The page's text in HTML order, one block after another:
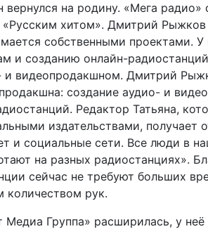
вернулся на родину. «Мега радио»
хитом». Дмитрий Рыжков
собственными проектами.
и созданию онлайн-
и видеопродакшном. Дмитрий
продакшна: создание аудио- и
Редактор Татьяна,
издательствами, получает
и социальные сети. Все люди в
на разных радиостанциях».
сейчас не требуют больших
количеством рук.
Медиа Группа» расширилась, у